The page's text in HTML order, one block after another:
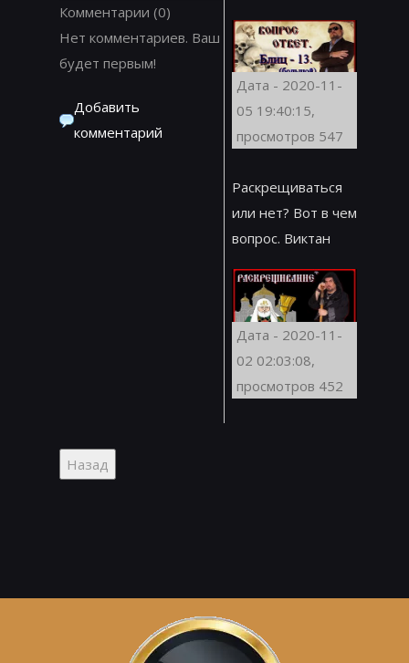
Комментарии (0)
Нет комментариев. Ваш
будет первым!
Добавить
комментарий
Дата - 2020-11-
05 19:40:15,
просмотров 547
Раскрещиваться
или нет? Вот в чем
вопрос. Виктан
Дата - 2020-11-
02 02:03:08,
просмотров 452